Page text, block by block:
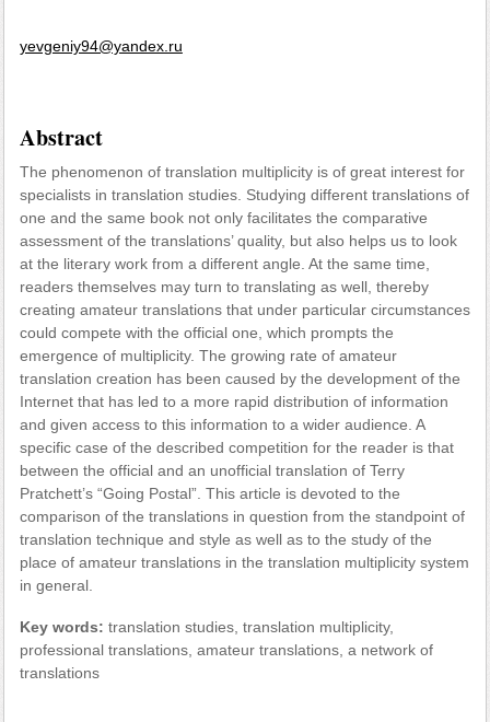
yevgeniy94@yandex.ru
Abstract
The phenomenon of translation multiplicity is of great interest for
specialists in translation studies. Studying different translations of
one and the same book not only facilitates the comparative
assessment of the translations’ quality, but also helps us to look
at the literary work from a different angle. At the same time,
readers themselves may turn to translating as well, thereby
creating amateur translations that under particular circumstances
could compete with the official one, which prompts the
emergence of multiplicity. The growing rate of amateur
translation creation has been caused by the development of the
Internet that has led to a more rapid distribution of information
and given access to this information to a wider audience. A
specific case of the described competition for the reader is that
between the official and an unofficial translation of Terry
Pratchett’s “Going Postal”. This article is devoted to the
comparison of the translations in question from the standpoint of
translation technique and style as well as to the study of the
place of amateur translations in the translation multiplicity system
in general.
Key words: translation studies, translation multiplicity,
professional translations, amateur translations, a network of
translations